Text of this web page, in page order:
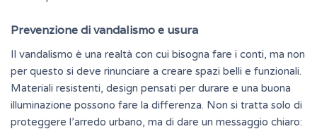
Prevenzione di vandalismo e usura
Il vandalismo è una realtà con cui bisogna fare i conti, ma non
per questo si deve rinunciare a creare spazi belli e funzionali.
Materiali resistenti, design pensati per durare e una buona
illuminazione possono fare la differenza. Non si tratta solo di
proteggere l’arredo urbano, ma di dare un messaggio chiaro: